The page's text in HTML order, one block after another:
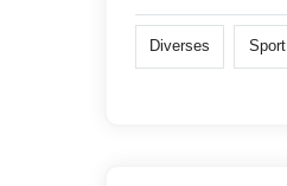
Diverses Sport